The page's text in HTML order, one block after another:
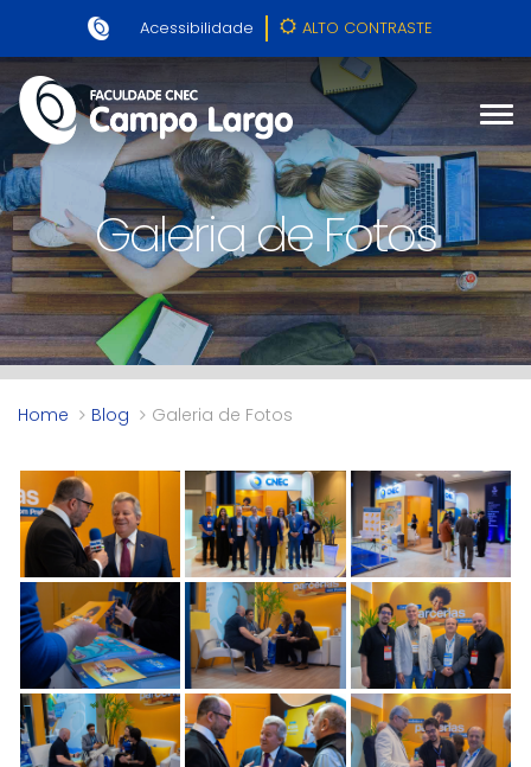
Acessibilidade ALTO CONTRASTE
Galeria de Fotos
Home Blog Galeria de Fotos